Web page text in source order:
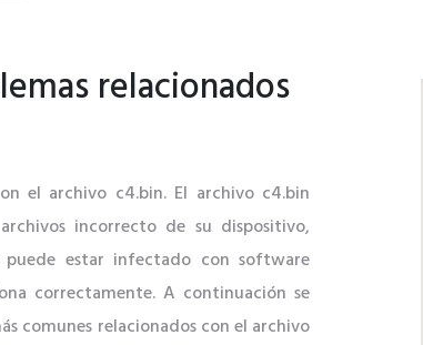
relacionados
el archivo c4.bin. El archivo c4.bin
incorrecto de su dispositivo,
estar infectado con software
correctamente. A continuación se
comunes relacionados con el archivo